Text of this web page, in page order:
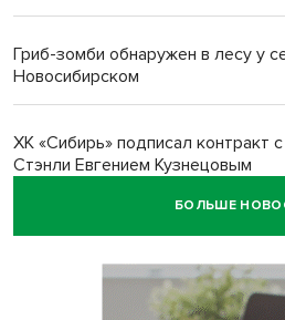
Гриб-зомби обнаружен в лесу у
Новосибирском
ХК «Сибирь» подписал контракт
Стэнли Евгением Кузнецовым
БОЛЬШЕ